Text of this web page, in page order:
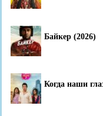
Байкер (2026)
Когда наши